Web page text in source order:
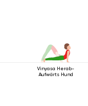
Vinyasa Herab-
Aufwärts Hund